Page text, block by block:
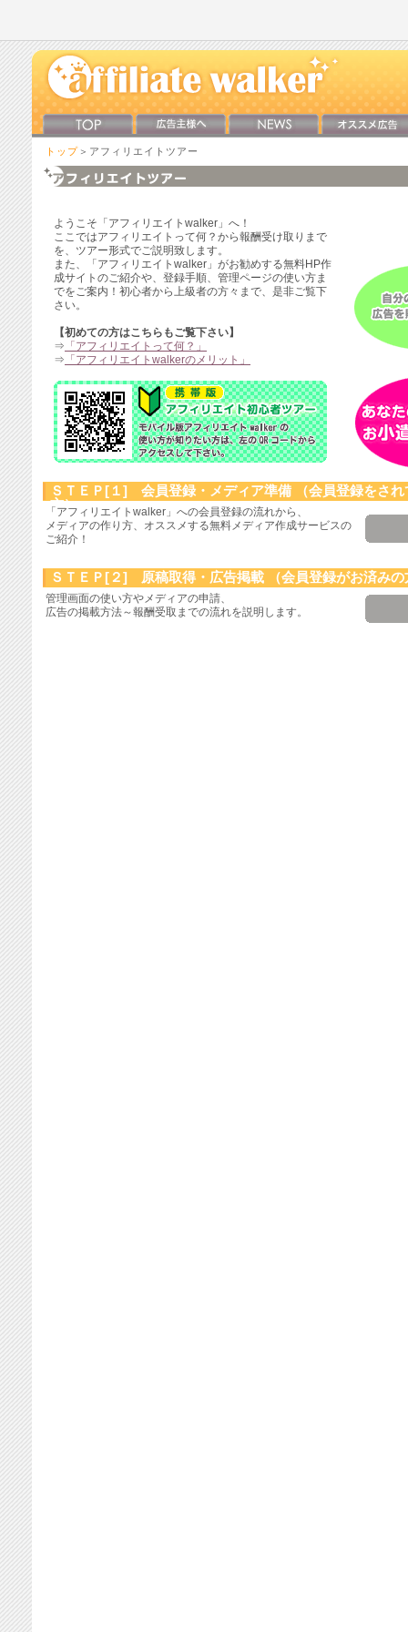
トップ ＞アフィリエイトツアー
ようこそ「アフィリエイトwalker」へ！
ここではアフィリエイトって何？から報酬受け取りまで
を、ツアー形式でご説明致します。
また、「アフィリエイトwalker」がお勧めする無料HP作
成サイトのご紹介や、登録手順、管理ページの使い方ま
でをご案内！初心者から上級者の方々まで、是非ご覧下
さい。
【初めての方はこちらもご覧下さい】
⇒ 「アフィリエイトって何？」
⇒ 「アフィリエイトwalkerのメリット」
ＳＴＥＰ[１] 会員登録・メディア準備
（会員登録をさ
方）
「アフィリエイトwalker」への会員登録の流れから、
メディアの作り方、オススメする無料メディア作成サービスの
ご紹介！
ＳＴＥＰ[２] 原稿取得・広告掲載 （会員登録がお済み
管理画面の使い方やメディアの申請、
広告の掲載方法～報酬受取までの流れを説明します。